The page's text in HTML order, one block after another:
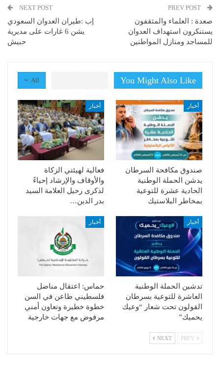
صعدة : العلماء والمثقفون
يستنكرون استهداف العدوان
للمساجد ومنازل المواطنين
NEXT POST
إب :طيران العدوان السعودي
يشن 6 غارات على مديرية
حبيش
All You Might Also Like
أخبار
صندوق مكافحة السرطان
يدشن الحملة الوطنية
الحادية عشرة للتوعية
بمخاطر البلاستيك
أخبار
فعالية لهيئتي الزكاة
والأوقاف والإرشاد إحياءً
لذكرى رحيل العلامة السيد
بدر الدين…
أخبار
تدشين الحملة الوطنية
العاشرة للتوعية بسرطان
القولون تحت شعار “وعيك
يحميك”
أخبار
حماس: اعتقال مناضل
فلسطيني طاعن في السن
خطوة خطيرة وتعاون أمني
مرفوض مع جهات خارجية
NEXT